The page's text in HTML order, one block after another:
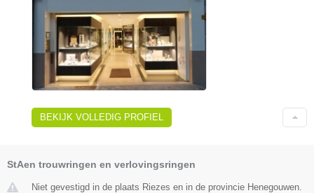
BEKIJK VOLLEDIG PROFIEL
StAen trouwringen en verlovingsringen
Niet gevestigd in de plaats Riezes en in de provincie Henegouwen.